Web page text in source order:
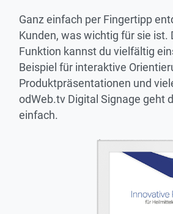
Ganz einfach per Fingertipp
Kunden, was wichtig für sie ist.
Funktion kannst du vielfältig
Beispiel für interaktive
Produktpräsentationen und
odWeb.tv Digital Signage geht
einfach.